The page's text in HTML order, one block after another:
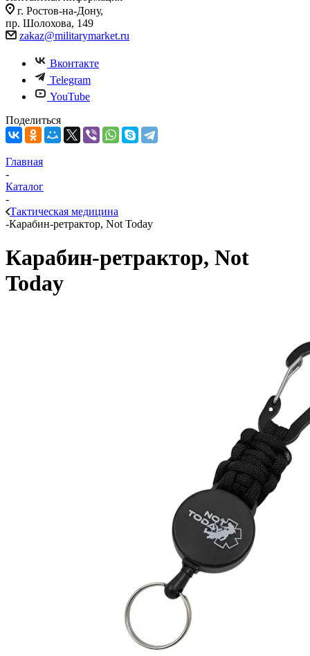
г. Ростов-на-Дону,
пр. Шолохова, 149
zakaz@militarymarket.ru
Вконтакте
Telegram
YouTube
Поделиться
Главная
-
Каталог
-
Тактическая медицина
-Карабин-ретрактор, Not Today
Карабин-ретрактор, Not
Today